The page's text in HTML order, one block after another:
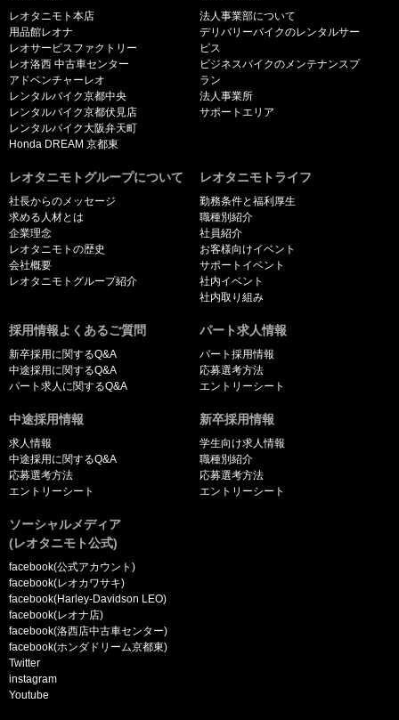
レオタニモト本店
用品館レオナ
レオサービスファクトリー
レオ洛西 中古車センター
アドベンチャーレオ
レンタルバイク京都中央
レンタルバイク京都伏見店
レンタルバイク大阪弁天町
Honda DREAM 京都東
法人事業部について
デリバリーバイクのレンタルサー
ビス
ビジネスバイクのメンテナンスプ
ラン
法人事業所
サポートエリア
レオタニモトグループについて
社長からのメッセージ
求める人材とは
企業理念
レオタニモトの歴史
会社概要
レオタニモトグループ紹介
レオタニモトライフ
勤務条件と福利厚生
職種別紹介
社員紹介
お客様向けイベント
サポートイベント
社内イベント
社内取り組み
採用情報よくあるご質問
新卒採用に関するQ&A
中途採用に関するQ&A
パート求人に関するQ&A
パート求人情報
パート採用情報
応募選考方法
エントリーシート
中途採用情報
求人情報
中途採用に関するQ&A
応募選考方法
エントリーシート
新卒採用情報
学生向け求人情報
職種別紹介
応募選考方法
エントリーシート
ソーシャルメディア
(レオタニモト公式)
facebook(公式アカウント)
facebook(レオカワサキ)
facebook(Harley-Davidson LEO)
facebook(レオナ店)
facebook(洛西店中古車センター)
facebook(ホンダドリーム京都東)
Twitter
instagram
Youtube